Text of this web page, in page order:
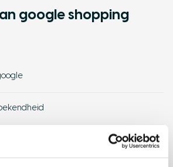
google shopping
webshop